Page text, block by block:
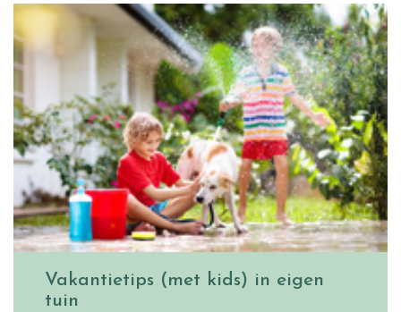
Vakantietips (met kids) in eigen
tuin